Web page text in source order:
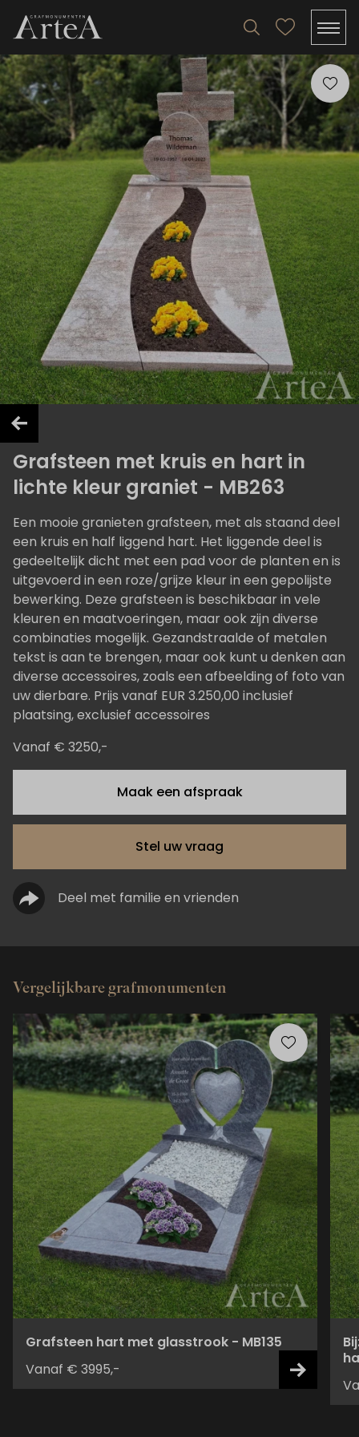
Grafsteen met kruis en hart in
lichte kleur graniet - MB263
Een mooie granieten grafsteen, met als staand deel
een kruis en half liggend hart. Het liggende deel is
gedeeltelijk dicht met een pad voor de planten en is
uitgevoerd in een roze/grijze kleur in een gepolijste
bewerking. Deze grafsteen is beschikbaar in vele
kleuren en maatvoeringen, maar ook zijn diverse
combinaties mogelijk. Gezandstraalde of metalen
tekst is aan te brengen, maar ook kunt u denken aan
diverse accessoires, zoals een afbeelding of foto van
uw dierbare. Prijs vanaf EUR 3.250,00 inclusief
plaatsing, exclusief accessoires
Vanaf € 3250,-
Maak een afspraak
Stel uw vraag
Deel met familie en vrienden
Vergelijkbare grafmonumenten
Grafsteen hart met glasstrook - MB135
Vanaf € 3995,-